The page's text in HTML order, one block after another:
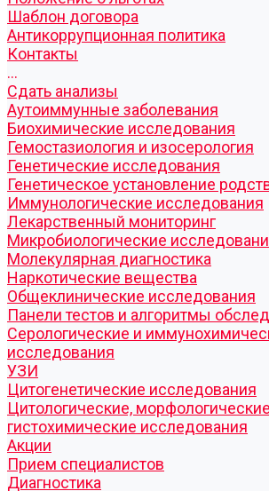
Шаблон договора
Антикоррупционная политика
Контакты
...
Cдать анализы
Аутоиммунные заболевания
Биохимические исследования
Гемостазиология и изосерология
Генетические исследования
Генетическое установление
Иммунологические исследования
Лекарственный мониторинг
Микробиологические
Молекулярная диагностика
Наркотические вещества
Общеклинические исследования
Панели тестов и алгоритмы
Серологические и
исследования
УЗИ
Цитогенетические исследования
Цитологические,
гистохимические исследования
Акции
Прием специалистов
Диагностика